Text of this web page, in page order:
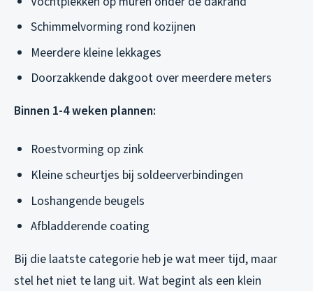
Schimmelvorming rond kozijnen
Meerdere kleine lekkages
Doorzakkende dakgoot over meerdere meters
Binnen 1-4 weken plannen:
Roestvorming op zink
Kleine scheurtjes bij soldeerverbindingen
Loshangende beugels
Afbladderende coating
Bij die laatste categorie heb je wat meer tijd, maar
stel het niet te lang uit. Wat begint als een klein